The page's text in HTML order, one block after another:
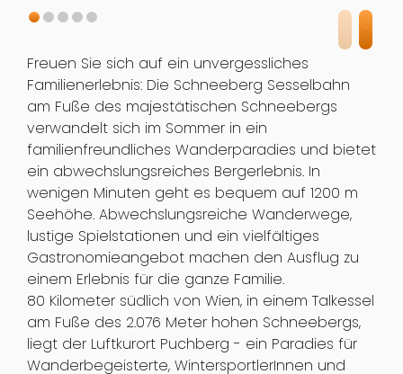
Freuen Sie sich auf ein unvergessliches
Familienerlebnis: Die Schneeberg Sesselbahn
am Fuße des majestätischen Schneebergs
verwandelt sich im Sommer in ein
familienfreundliches Wanderparadies und bietet
ein abwechslungsreiches Bergerlebnis. In
wenigen Minuten geht es bequem auf 1200 m
Seehöhe. Abwechslungsreiche Wanderwege,
lustige Spielstationen und ein vielfältiges
Gastronomieangebot machen den Ausflug zu
einem Erlebnis für die ganze Familie.
80 Kilometer südlich von Wien, in einem Talkessel
am Fuße des 2.076 Meter hohen Schneebergs,
liegt der Luftkurort Puchberg - ein Paradies für
Wanderbegeisterte, WintersportlerInnen und